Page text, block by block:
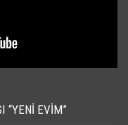
“YENI EVIM”